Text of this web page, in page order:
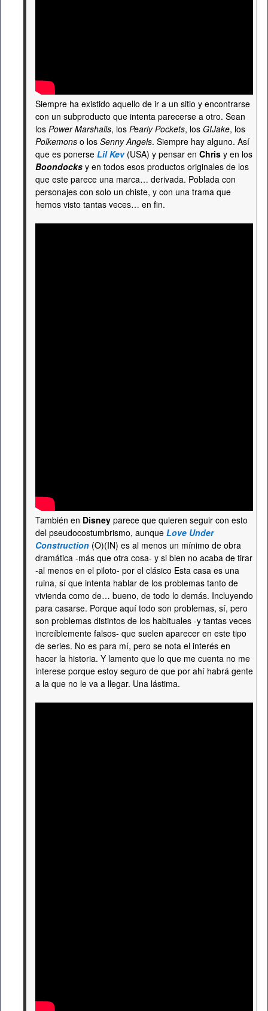
Siempre ha existido aquello de ir a un sitio y encontrarse
con un subproducto que intenta parecerse a otro. Sean
los Power Marshalls, los Pearly Pockets, los GIJake, los
Polkemons o los Senny Angels. Siempre hay alguno. Así
que es ponerse Lil Kev(USA) y pensar en Chris y en los
Boondocks y en todos esos productos originales de los
que este parece una marca… derivada. Poblada con
personajes con solo un chiste, y con una trama que
hemos visto tantas veces… en fin.
También en Disney parece que quieren seguir con esto
del pseudocostumbrismo, aunque Love Under
Construction (O)(IN) es al menos un mínimo de obra
dramática -más que otra cosa- y si bien no acaba de tirar
-al menos en el piloto- por el clásico Esta casa es una
ruina, sí que intenta hablar de los problemas tanto de
vivienda como de… bueno, de todo lo demás. Incluyendo
para casarse. Porque aquí todo son problemas, sí, pero
son problemas distintos de los habituales -y tantas veces
increíblemente falsos- que suelen aparecer en este tipo
de series. No es para mí, pero se nota el interés en
hacer la historia. Y lamento que lo que me cuenta no me
interese porque estoy seguro de que por ahí habrá gente
a la que no le va a llegar. Una lástima.